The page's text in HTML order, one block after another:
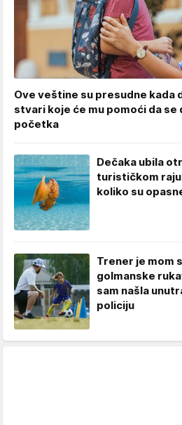
Ove veštine su presudne kada
stvari koje će mu pomoći da se
početka
Dečaka ubila
turističkom
koliko su
Trener je mom
golmanske
sam našla
policiju